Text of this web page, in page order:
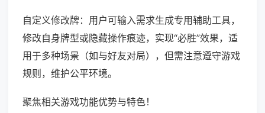
自定义修改牌：用户可输入需求生成专用辅助工具，
修改自身牌型或隐藏操作痕迹，实现“必胜”效果，适
用于多种场景（如与好友对局），但需注意遵守游戏
规则，维护公平环境。
聚焦相关游戏功能优势与特色！